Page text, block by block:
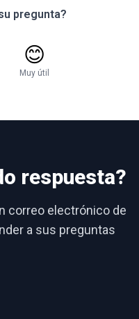
pregunta?
😊
Muy útil
respuesta?
correo electrónico de
a sus preguntas